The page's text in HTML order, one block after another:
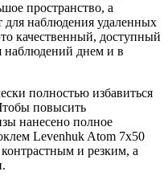
пространство, а
для наблюдения удаленных
качественный, доступный
наблюдений днем и в
полностью избавиться
повысить
нанесено полное
Levenhuk Atom 7x50
и резким, а